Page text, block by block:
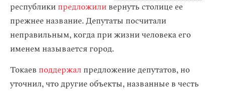
республикипредложиливернуть столице ее
прежнее название. Депутаты посчитали
неправильным, когда при жизни человека его
именем называется город.
Токаев поддержал предложение депутатов, но
уточнил, что другие объекты, названные в честь